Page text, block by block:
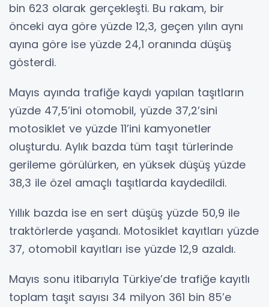
bin 623 olarak gerçekleşti. Bu rakam, bir
önceki aya göre yüzde 12,3, geçen yılın aynı
ayına göre ise yüzde 24,1 oranında düşüş
gösterdi.
Mayıs ayında trafiğe kaydı yapılan taşıtların
yüzde 47,5’ini otomobil, yüzde 37,2’sini
motosiklet ve yüzde 11’ini kamyonetler
oluşturdu. Aylık bazda tüm taşıt türlerinde
gerileme görülürken, en yüksek düşüş yüzde
38,3 ile özel amaçlı taşıtlarda kaydedildi.
Yıllık bazda ise en sert düşüş yüzde 50,9 ile
traktörlerde yaşandı. Motosiklet kayıtları yüzde
37, otomobil kayıtları ise yüzde 12,9 azaldı.
Mayıs sonu itibarıyla Türkiye’de trafiğe kayıtlı
toplam taşıt sayısı 34 milyon 361 bin 85’e